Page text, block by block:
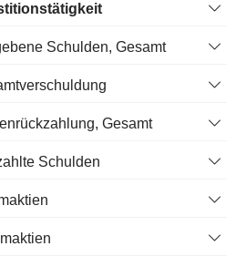
Schulden, Gesamt
Gesamt
Schulden